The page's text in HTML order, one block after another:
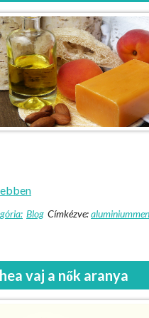
Blog Címkézve:
vaj a nők aranya